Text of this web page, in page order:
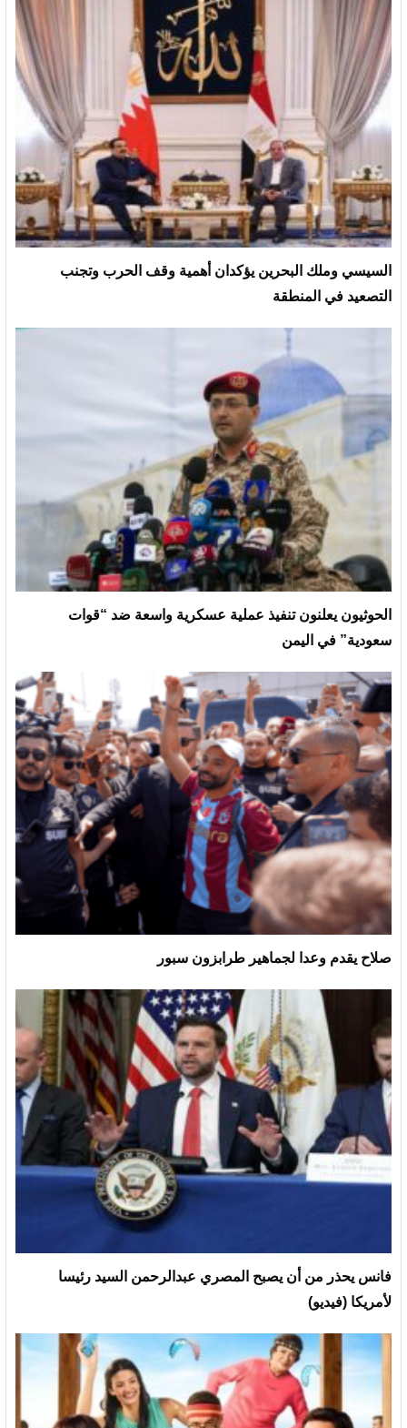
السيسي وملك البحرين يؤكدان أهمية وقف الحرب وتجنب
التصعيد في المنطقة
الحوثيون يعلنون تنفيذ عملية عسكرية واسعة ضد “قوات
سعودية” في اليمن
صلاح يقدم وعدا لجماهير طرابزون سبور
فانس يحذر من أن يصبح المصري عبدالرحمن السيد رئيسا
لأمريكا (فيديو)